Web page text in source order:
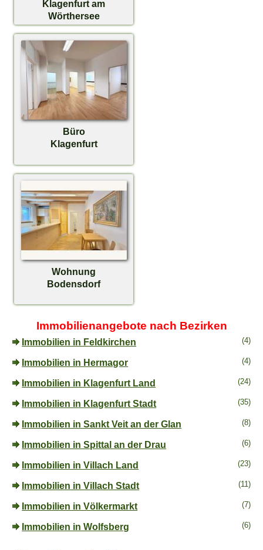
Klagenfurt am
Wörthersee
Büro
Klagenfurt
Wohnung
Bodensdorf
Immobilienangebote nach Bezirken
Immobilien in Feldkirchen (4)
Immobilien in Hermagor (4)
Immobilien in Klagenfurt Land (24)
Immobilien in Klagenfurt Stadt (35)
Immobilien in Sankt Veit an der Glan (8)
Immobilien in Spittal an der Drau (6)
Immobilien in Villach Land (23)
Immobilien in Villach Stadt (11)
Immobilien in Völkermarkt (7)
Immobilien in Wolfsberg (6)